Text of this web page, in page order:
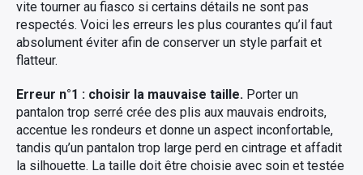
vite tourner au fiasco si certains détails ne sont pas
respectés. Voici les erreurs les plus courantes qu’il faut
absolument éviter afin de conserver un style parfait et
flatteur.
Erreur n°1 : choisir la mauvaise taille. Porter un
pantalon trop serré crée des plis aux mauvais endroits,
accentue les rondeurs et donne un aspect inconfortable,
tandis qu’un pantalon trop large perd en cintrage et affadit
la silhouette. La taille doit être choisie avec soin et testée